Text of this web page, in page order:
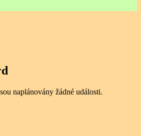
naplánovány žádné události.